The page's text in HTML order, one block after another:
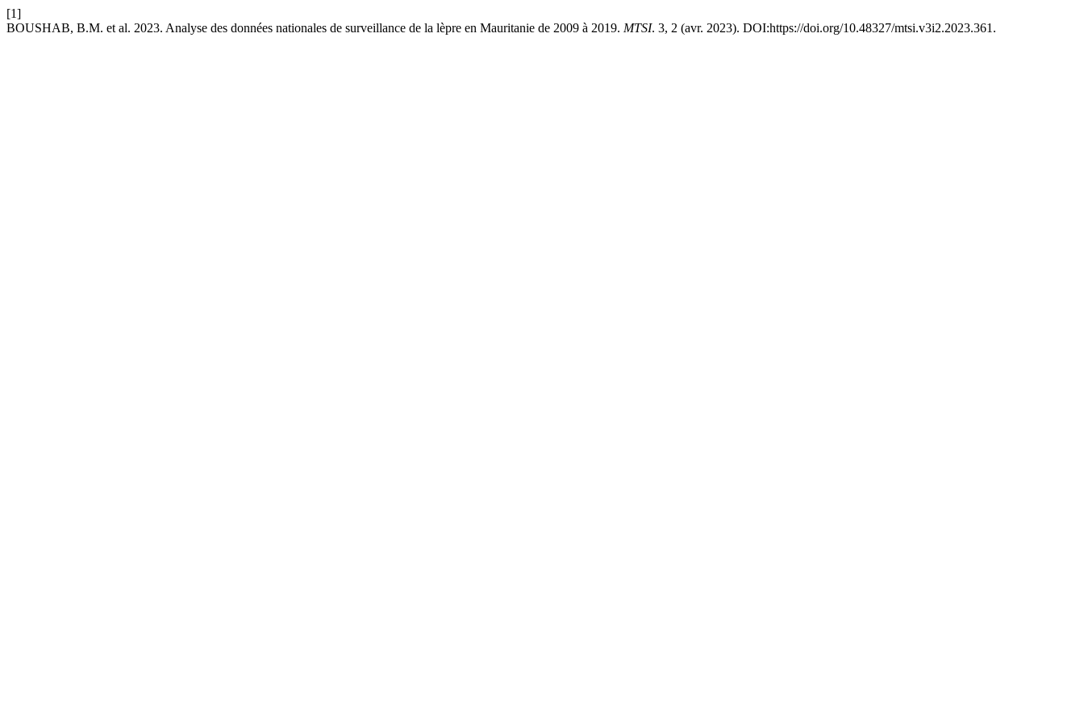
[1]
BOUSHAB, B.M. et al. 2023. Analyse des données nationales de surveillance de la lèpre en Mauritanie de 2009 à 2019. MTSI. 3, 2 (avr. 2023). DOI:https://doi.org/10.48327/mtsi.v3i2.2023.361.